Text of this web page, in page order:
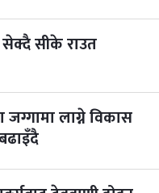
सीके राउत
जग्गामा लाग्ने विकास